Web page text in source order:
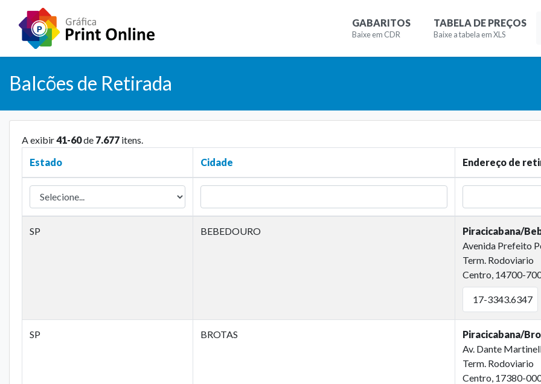
GABARITOS
Baixe em CDR
TABELA DE PREÇOS
Baixe a tabela em XLS
Balcões de Retirada
A exibir41-60de 7.677 itens.
Estado
Cidade Endereço de
SP BEBEDOURO
Piracicabana/
Avenida Prefeito
Term. Rodoviario
Centro, 14700-
17-3343.6347
SP BROTAS
Piracicabana/
Av. Dante
Term. Rodoviario
Centro, 17380-